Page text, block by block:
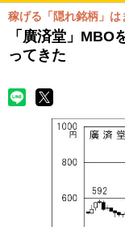
稼げる「隠れ銘柄」は
「廣済堂」MBO
ってきた